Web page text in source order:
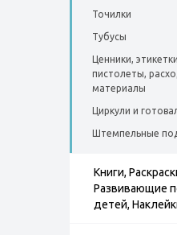
Точилки
Тубусы
Ценники,
пистолеты,
материалы
Циркули и
Штемпельные
Книги,
Развивающие
детей,